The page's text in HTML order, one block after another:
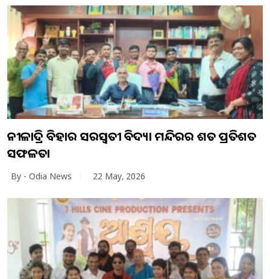
ନୀଳାଦ୍ରି ବିହାର ସରସ୍ୱତୀ ବିଦ୍ୟା ମନ୍ଦିରର ଶତ ପ୍ରତିଶତ
ସଫଳତା
By - Odia News 22 May, 2026